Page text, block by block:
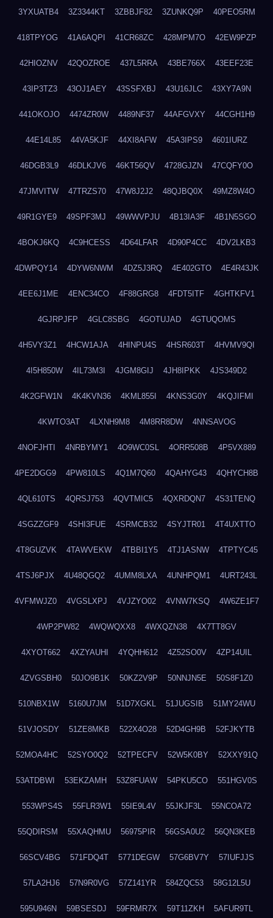
3YXUATB4 3Z3344KT 3ZBBJF82 3ZUNKQ9P 40PEO5RM
418TPYOG 41A6AQPI 41CR68ZC 428MPM7O 42EW9PZP
42HIOZNV 42QOZROE 437L5RRA 43BE766X 43EEF23E
43IP3TZ3 43OJ1AEY 43SSFXBJ 43U16JLC 43XY7A9N
441OKOJO 4474ZR0W 4489NF37 44AFGVXY 44CGH1H9
44E14L85 44VA5KJF 44XI8AFW 45A3IPS9 4601IURZ
46DGB3L9 46DLKJV6 46KT56QV 4728GJZN 47CQFY0O
47JMVITW 47TRZS70 47W8J2J2 48QJBQ0X 49MZ8W4O
49R1GYE9 49SPF3MJ 49WWVPJU 4B13IA3F 4B1N5SGO
4BOKJ6KQ 4C9HCESS 4D64LFAR 4D90P4CC 4DV2LKB3
4DWPQY14 4DYW6NWM 4DZ5J3RQ 4E402GTO 4E4R43JK
4EE6J1ME 4ENC34CO 4F88GRG8 4FDT5ITF 4GHTKFV1
4GJRPJFP 4GLC8SBG 4GOTUJAD 4GTUQOMS
4H5VY3Z1 4HCW1AJA 4HINPU4S 4HSR603T 4HVMV9QI
4I5H850W 4IL73M3I 4JGM8GIJ 4JH8IPKK 4JS349D2
4K2GFW1N 4K4KVN36 4KML855I 4KNS3G0Y 4KQJIFMI
4KWTO3AT 4LXNH9M8 4M8RR8DW 4NNSAVOG
4NOFJHTI 4NRBYMY1 4O9WC0SL 4ORR508B 4P5VX889
4PE2DGG9 4PW810LS 4Q1M7Q60 4QAHYG43 4QHYCH8B
4QL610TS 4QRSJ753 4QVTMIC5 4QXRDQN7 4S31TENQ
4SGZZGF9 4SHI3FUE 4SRMCB32 4SYJTR01 4T4UXTTO
4T8GUZVK 4TAWVEKW 4TBBI1Y5 4TJ1ASNW 4TPTYC45
4TSJ6PJX 4U48QGQ2 4UMM8LXA 4UNHPQM1 4URT243L
4VFMWJZ0 4VGSLXPJ 4VJZYO02 4VNW7KSQ 4W6ZE1F7
4WP2PW82 4WQWQXX8 4WXQZN38 4X7TT8GV
4XYOT662 4XZYAUHI 4YQHH612 4Z52SO0V 4ZP14UIL
4ZVGSBH0 50JO9B1K 50KZ2V9P 50NNJN5E 50S8F1Z0
510NBX1W 5160U7JM 51D7XGKL 51JUGSIB 51MY24WU
51VJOSDY 51ZE8MKB 522X4O28 52D4GH9B 52FJKYTB
52MOA4HC 52SYO0Q2 52TPECFV 52W5K0BY 52XXY91Q
53ATDBWI 53EKZAMH 53Z8FUAW 54PKU5CO 551HGV0S
553WPS4S 55FLR3W1 55IE9L4V 55JKJF3L 55NCOA72
55QDIRSM 55XAQHMU 56975PIR 56GSA0U2 56QN3KEB
56SCV4BG 571FDQ4T 5771DEGW 57G6BV7Y 57IUFJJS
57LA2HJ6 57N9R0VG 57Z141YR 584ZQC53 58G12L5U
595U946N 59BSESDJ 59FRMR7X 59T11ZKH 5AFUR9TL